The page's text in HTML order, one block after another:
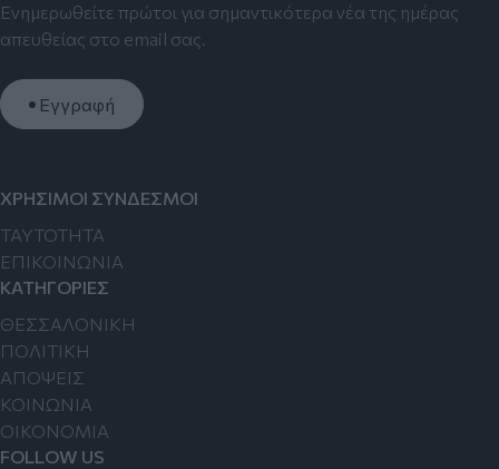
Ενημερωθείτε πρώτοι για σημαντικότερα νέα της ημέρας
απευθείας στο email σας.
Εγγραφή
ΧΡΗΣΙΜΟΙ ΣΥΝΔΕΣΜΟΙ
TAYTOTHTA
ΕΠΙΚΟΙΝΩΝΙΑ
ΚΑΤΗΓΟΡΙΕΣ
ΘΕΣΣΑΛΟΝΙΚΗ
ΠΟΛΙΤΙΚΗ
ΑΠΟΨΕΙΣ
ΚΟΙΝΩΝΙΑ
ΟΙΚΟΝΟΜΙΑ
FOLLOW US